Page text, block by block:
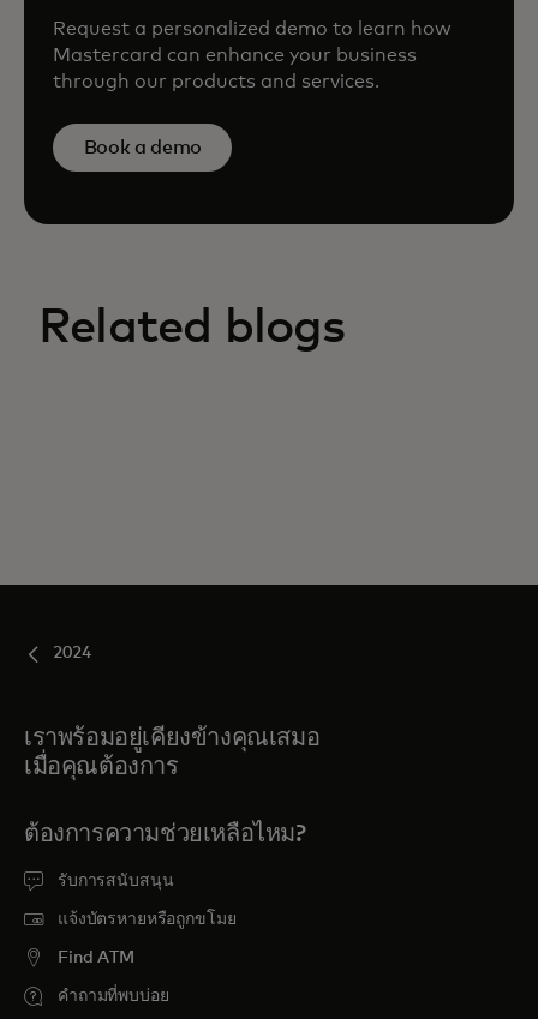
Request a personalized demo to learn how
Mastercard can enhance your business
through our products and services.
Book a demo
Related blogs
2024
เราพร้อมอยู่เคียงข้างคุณเสมอ
เมื่อคุณต้องการ
ต้องการความช่วยเหลือไหม?
รับการสนับสนุน
แจ้งบัตรหายหรือถูกขโมย
Find ATM
คำถามที่พบบ่อย